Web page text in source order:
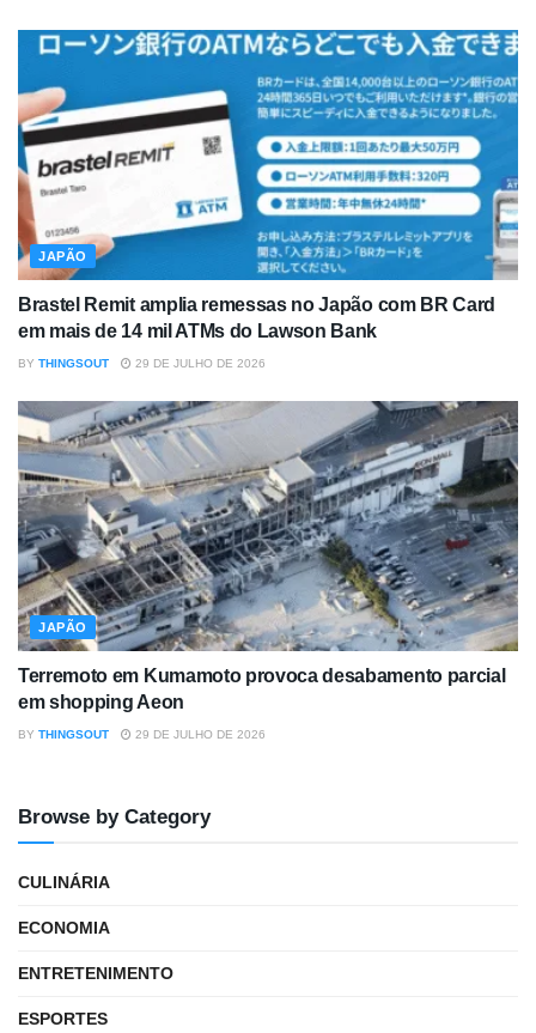
JAPÃO
Brastel Remit amplia remessas no Japão com BR Card
em mais de 14 mil ATMs do Lawson Bank
BY THINGSOUT 29 DE JULHO DE 2026
JAPÃO
Terremoto em Kumamoto provoca desabamento parcial
em shopping Aeon
BY THINGSOUT 29 DE JULHO DE 2026
Browse by Category
CULINÁRIA
ECONOMIA
ENTRETENIMENTO
ESPORTES